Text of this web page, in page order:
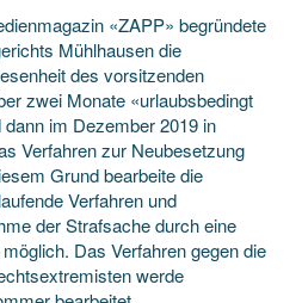
«ZAPP» begründete
Mühlhausen die
des vorsitzenden
zwei Monate «urlaubsbedingt
im Dezember 2019 in
Verfahren zur Neubesetzung
Grund bearbeite die
Verfahren und
der Strafsache durch eine
Das Verfahren gegen die
werde